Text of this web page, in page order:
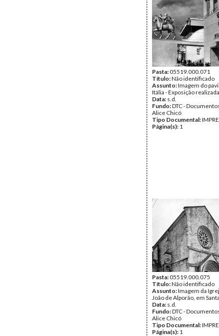
Pasta:05519.000.071
Título:Não identificado
Assunto:Imagem do
Itália - Exposição
Data: s.d.
Fundo:DTC -
Alice Chicó
Tipo Documental:
Página(s): 1
Pasta:05519.000.075
Título:Não identificado
Assunto:Imagem da
João de Alporão, em
Data: s.d.
Fundo:DTC -
Alice Chicó
Tipo Documental:
Página(s): 1